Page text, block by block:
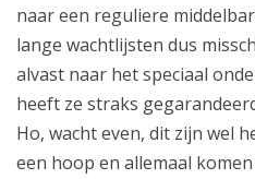
naar een reguliere
lange wachtlijsten dus
alvast naar het speciaal
heeft ze straks
Ho, wacht even, dit zijn wel
een hoop en allemaal